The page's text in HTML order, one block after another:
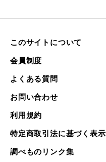
このサイトについて
会員制度
よくある質問
お問い合わせ
利用規約
特定商取引法に基づく表示
調べものリンク集